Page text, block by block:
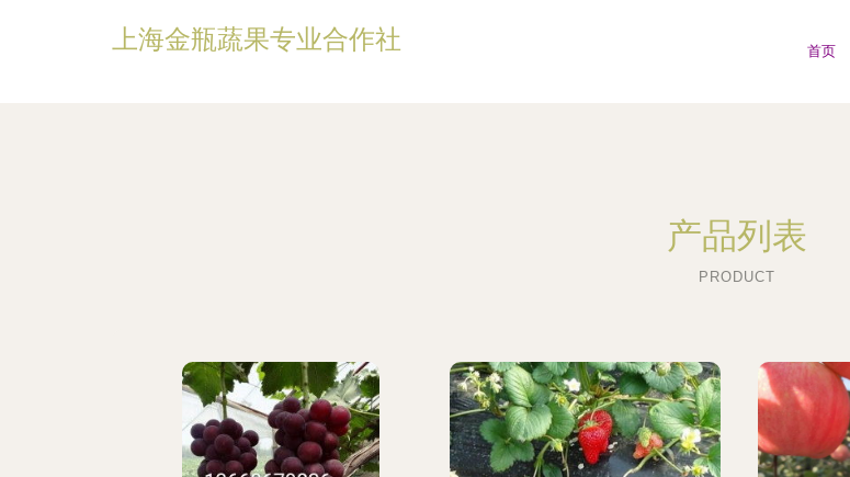
上海金瓶蔬果专业合作社 首页
产品列表
PRODUCT